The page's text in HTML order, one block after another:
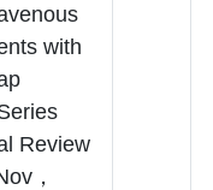
with
Review
，